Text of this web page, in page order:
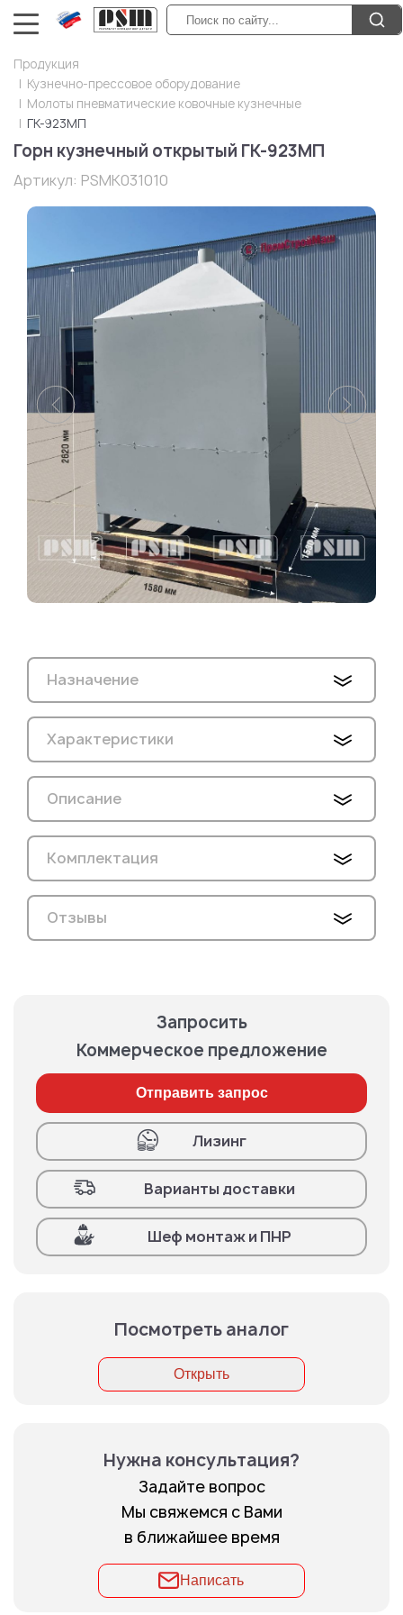
Продукция
Кузнечно-прессовое оборудование
Молоты пневматические ковочные кузнечные
ГК-923МП
Горн кузнечный открытый ГК-923МП
Артикул: PSMK031010
Назначение
Характеристики
Описание
Комплектация
Отзывы
Запросить
Коммерческое предложение
Отправить запрос
Лизинг
Варианты доставки
Шеф монтаж и ПНР
Посмотреть аналог
Открыть
Нужна консультация?
Задайте вопрос
Мы свяжемся с Вами
в ближайшее время
Написать